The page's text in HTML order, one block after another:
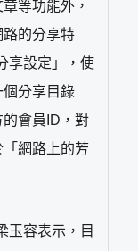
等功能外，
的分享特
享設定」，使
分享目錄
會員ID，對
網路上的芳
玉容表示，目